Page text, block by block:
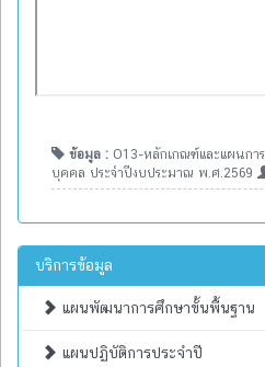
ข้อมูล : O13-หลักเกณฑ์และแผนกา
บุคคล ประจำปีงบประมาณ พ.ศ.2569
บริการข้อมูล
แผนพัฒนาการศึกษาขั้นพื้นฐาน
แผนปฏิบัติการประจำปี